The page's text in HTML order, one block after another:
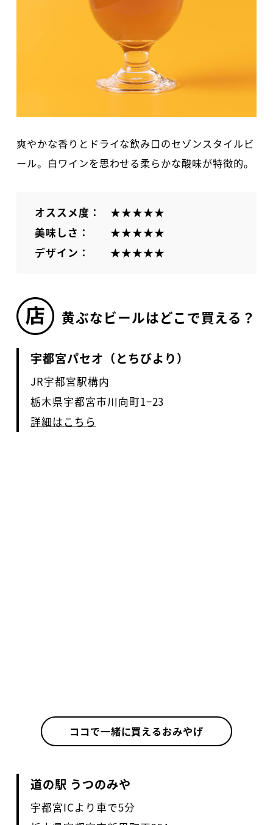
爽やかな香りとドライな飲み口のセゾンスタイルビ
ール。白ワインを思わせる柔らかな酸味が特徴的。
オススメ度：
★★★★★
美味しさ：
★★★★★
デザイン：
★★★★★
黄ぶなビールはどこで買える？
宇都宮パセオ（とちびより）
JR宇都宮駅構内
栃木県宇都宮市川向町1−23
詳細はこちら
ココで一緒に買えるおみやげ
道の駅 うつのみや
宇都宮ICより車で5分